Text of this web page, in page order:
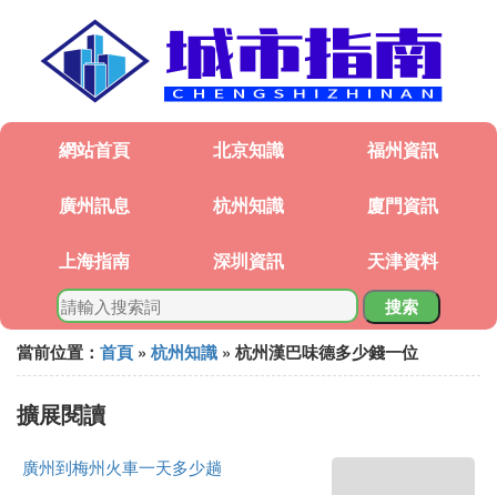
網站首頁 北京知識 福州資訊
廣州訊息 杭州知識 廈門資訊
上海指南 深圳資訊 天津資料
搜索
當前位置： 首頁 » 杭州知識 » 杭州漢巴味德多少錢一位
擴展閱讀
廣州到梅州火車一天多少趟